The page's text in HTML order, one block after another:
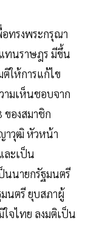
อทรงพระกรุณา
ทนราษฎร มีขึ้น
ติให้การแก้ไข
ามเห็นชอบจาก
ของสมาชิก
าวุฒิ หัวหน้า
ละเป็น
นายกรัฐมนตรี
นตรี ยุบสภาผู้
จไทย ลงมติเป็น